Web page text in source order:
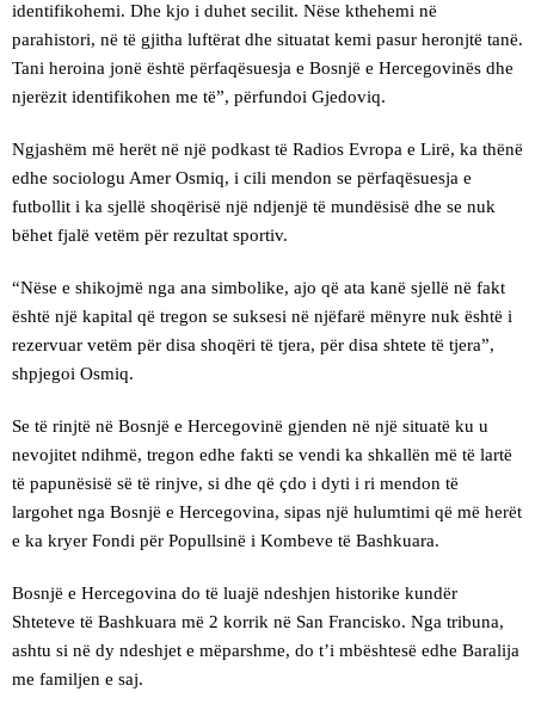
identifikohemi. Dhe kjo i duhet secilit. Nëse kthehemi në
parahistori, në të gjitha luftërat dhe situatat kemi pasur heronjtë tanë.
Tani heroina jonë është përfaqësuesja e Bosnjë e Hercegovinës dhe
njerëzit identifikohen me të”, përfundoi Gjedoviq.
Ngjashëm më herët në një podkast të Radios Evropa e Lirë, ka thënë
edhe sociologu Amer Osmiq, i cili mendon se përfaqësuesja e
futbollit i ka sjellë shoqërisë një ndjenjë të mundësisë dhe se nuk
bëhet fjalë vetëm për rezultat sportiv.
“Nëse e shikojmë nga ana simbolike, ajo që ata kanë sjellë në fakt
është një kapital që tregon se suksesi në njëfarë mënyre nuk është i
rezervuar vetëm për disa shoqëri të tjera, për disa shtete të tjera”,
shpjegoi Osmiq.
Se të rinjtë në Bosnjë e Hercegovinë gjenden në një situatë ku u
nevojitet ndihmë, tregon edhe fakti se vendi ka shkallën më të lartë
të papunësisë së të rinjve, si dhe që çdo i dyti i ri mendon të
largohet nga Bosnjë e Hercegovina, sipas një hulumtimi që më herët
e ka kryer Fondi për Popullsinë i Kombeve të Bashkuara.
Bosnjë e Hercegovina do të luajë ndeshjen historike kundër
Shteteve të Bashkuara më 2 korrik në San Francisko. Nga tribuna,
ashtu si në dy ndeshjet e mëparshme, do t’i mbështesë edhe Baralija
me familjen e saj.